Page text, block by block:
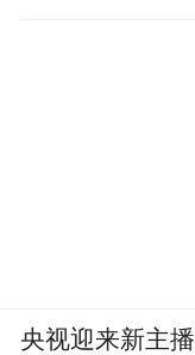
央视迎来新主播